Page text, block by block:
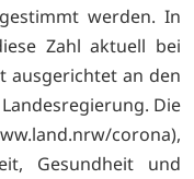
werden. In
Zahl aktuell bei
ausgerichtet an den
Die
corona),
Gesundheit und